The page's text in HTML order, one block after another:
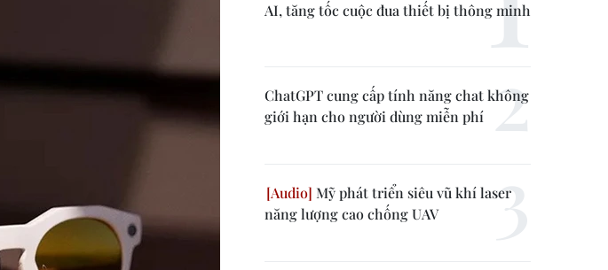
AI, tăng tốc cuộc đua thiết bị thông minh
ChatGPT cung cấp tính năng chat không
giới hạn cho người dùng miễn phí
Mỹ phát triển siêu vũ khí laser
năng lượng cao chống UAV